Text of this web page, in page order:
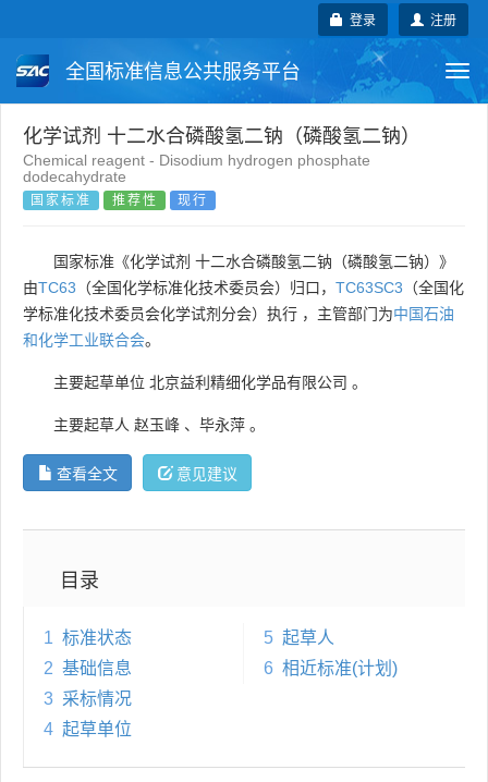
注册
登录
全国标准信息公共服务平台
国家标准 行业标准 地方标准
团体标准
化学试剂 十二水合磷酸氢二钠（磷酸氢二钠）
Chemical reagent - Disodium hydrogen phosphate
dodecahydrate
国家标准 推荐性 现行
国家标准《化学试剂 十二水合磷酸氢二钠（磷酸氢二钠）》
由TC63 （全国化学标准化技术委员会）归口， TC63SC3 （全国化
学标准化技术委员会化学试剂分会）执行 ，主管部门为中国石油
和化学工业联合会。
主要起草单位 北京益利精细化学品有限公司 。
主要起草人 赵玉峰 、 毕永萍 。
查看全文 意见建议
目录
1 标准状态
2 基础信息
3 采标情况
4 起草单位
5 起草人
6 相近标准(计划)